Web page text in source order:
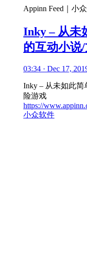
Appinn Feed｜小
Inky – 从未
的互动小说
03:34 · Dec 17,
Inky – 从未如此
险游戏
https://
小众软件